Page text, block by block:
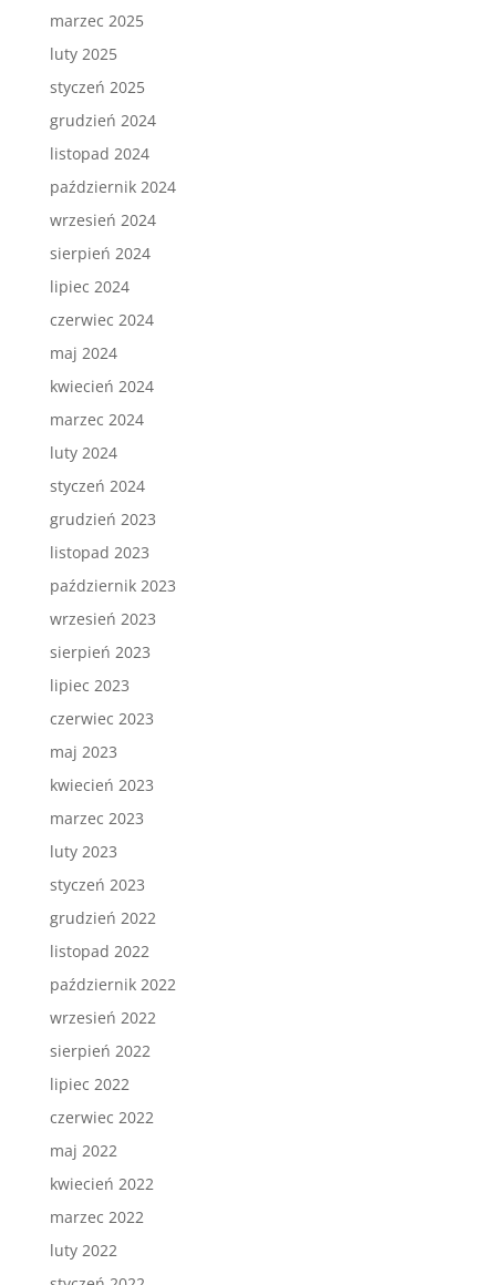
marzec 2025
luty 2025
styczeń 2025
grudzień 2024
listopad 2024
październik 2024
wrzesień 2024
sierpień 2024
lipiec 2024
czerwiec 2024
maj 2024
kwiecień 2024
marzec 2024
luty 2024
styczeń 2024
grudzień 2023
listopad 2023
październik 2023
wrzesień 2023
sierpień 2023
lipiec 2023
czerwiec 2023
maj 2023
kwiecień 2023
marzec 2023
luty 2023
styczeń 2023
grudzień 2022
listopad 2022
październik 2022
wrzesień 2022
sierpień 2022
lipiec 2022
czerwiec 2022
maj 2022
kwiecień 2022
marzec 2022
luty 2022